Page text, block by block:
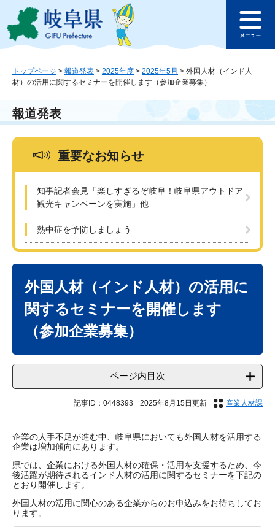
ジ
ュ
本
このページの本文へ
ュ
トップページ > 報道発表 > 2025年度 > 2025年5月 > 外国人材（インド人
材）の活用に関するセミナーを開催します（参加企業募集）
報道発表
重要なお知らせ
知事記者会見「楽しすぎるぞ岐阜！岐阜県アウトドア
観光キャンペーンを実施」他
熱中症を予防しましょう
外国人材（インド人材）の活用に
関するセミナーを開催します
（参加企業募集）
ページ内目次
記事ID：0448393 2025年8月15日更新 産業人材課
企業の人手不足が進む中、岐阜県においても外国人材を活用する
企業は増加傾向にあります。
県では、企業における外国人材の確保・活用を支援するため、今
後活躍が期待されるインド人材の活用に関するセミナーを下記の
とおり開催します。
外国人材の活用に関心のある企業からのお申込みをお待ちしてお
ります。